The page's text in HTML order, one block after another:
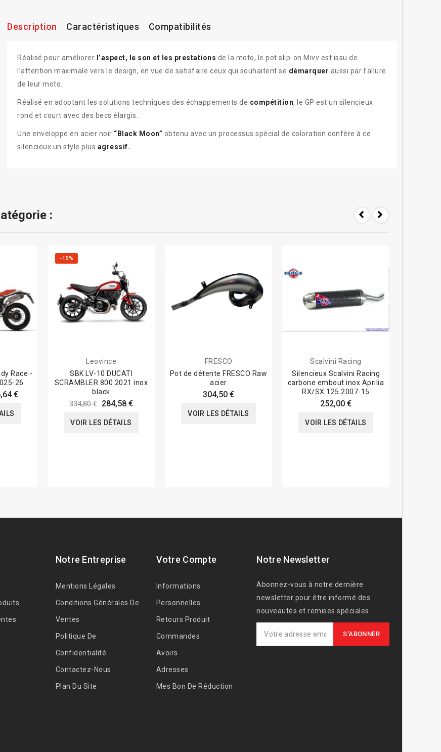
Description Caractéristiques Compatibilités
Réalisé pour améliorer l’aspect, le son et les prestations de la moto, le pot slip-on Mivv est issu de
l’attention maximale vers le design, en vue de satisfaire ceux qui souhaitent se démarquer aussi par l’allure
de leur moto.
Réalisé en adoptant les solutions techniques des échappements de compétition, le GP est un silencieux
rond et court avec des becs élargis.
Une enveloppe en acier noir “Black Moon” obtenu avec un processus spécial de coloration confère à ce
silencieux un style plus agressif.
:
Race -
26
€
-15%
Leovince
SBK LV-10 DUCATI
SCRAMBLER 800 2021 inox
black
334,80 € 284,58 €
VOIR LES DÉTAILS
FRESCO
Pot de détente FRESCO Raw
acier
304,50 €
VOIR LES DÉTAILS
Scalvini Racing
Silencieux Scalvini Racing
carbone embout inox Aprilia
RX/SX 125 2007-15
252,00 €
VOIR LES DÉTAILS
Notre Entreprise
Mentions Légales
Conditions Générales De
Ventes
Politique De
Confidentialité
Contactez-Nous
Plan Du Site
Votre Compte
Informations
Personnelles
Retours Produit
Commandes
Avoirs
Adresses
Mes Bon De Réduction
Notre Newsletter
Abonnez-vous à notre dernière
newsletter pour être informé des
nouveautés et remises spéciales.